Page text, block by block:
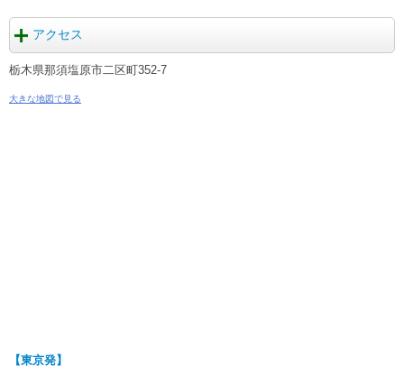
アクセス
栃木県那須塩原市二区町352-7
大きな地図で見る
【東京発】